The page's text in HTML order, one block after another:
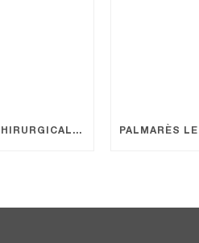
UNE PROUESSE CHIRURGICALE RÉALISÉE À LA CLINIQUE KANTYS CENTRE À NICE